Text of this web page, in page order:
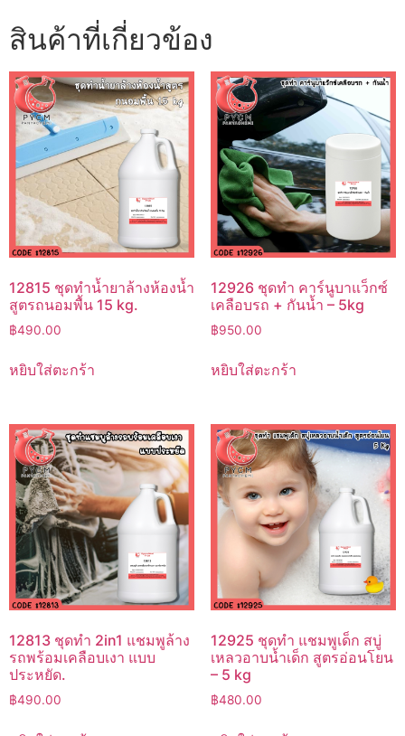
สินค้าที่เกี่ยวข้อง
12815 ชุดทำน้ำยาล้างห้องน้ำ
สูตรถนอมพื้น 15 kg.
฿490.00
หยิบใส่ตะกร้า
12926 ชุดทำ คาร์นูบาแว็กซ์
เคลือบรถ + กันน้ำ – 5kg
฿950.00
หยิบใส่ตะกร้า
12813 ชุดทำ 2in1 แชมพูล้าง
รถพร้อมเคลือบเงา แบบ
ประหยัด.
฿490.00
12925 ชุดทำ แชมพูเด็ก สบู่
เหลวอาบน้ำเด็ก สูตรอ่อนโยน
– 5 kg
฿480.00